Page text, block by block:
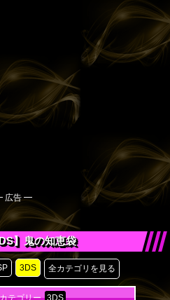
広告 ━
】鬼の知恵袋
3DS 全カテゴリを見る